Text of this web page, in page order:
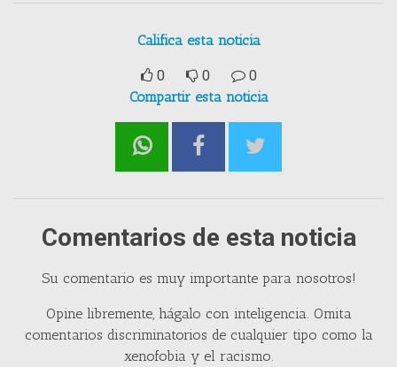
Califica esta noticia
0 0
0
Compartir esta noticia
Comentarios de esta noticia
Su comentario es muy importante para nosotros!
Opine libremente, hágalo con inteligencia. Omita
comentarios discriminatorios de cualquier tipo como la
xenofobia y el racismo.